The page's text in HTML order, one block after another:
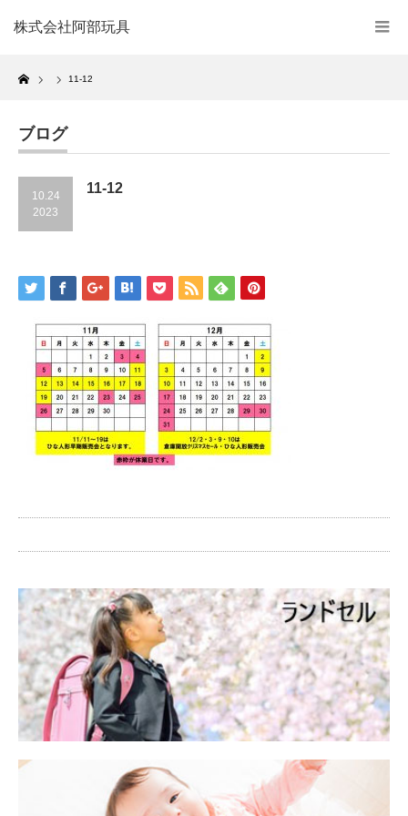
株式会社阿部玩具
Home
11-12
ブログ
10.24
2023
11-12